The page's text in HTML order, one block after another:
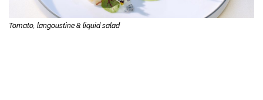
Tomato, langoustine & liquid salad